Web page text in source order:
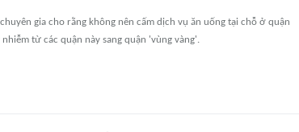
gia cho rằng không nên cấm dịch vụ ăn uống tại chỗ ở quận
từ các quận này sang quận 'vùng vàng'.